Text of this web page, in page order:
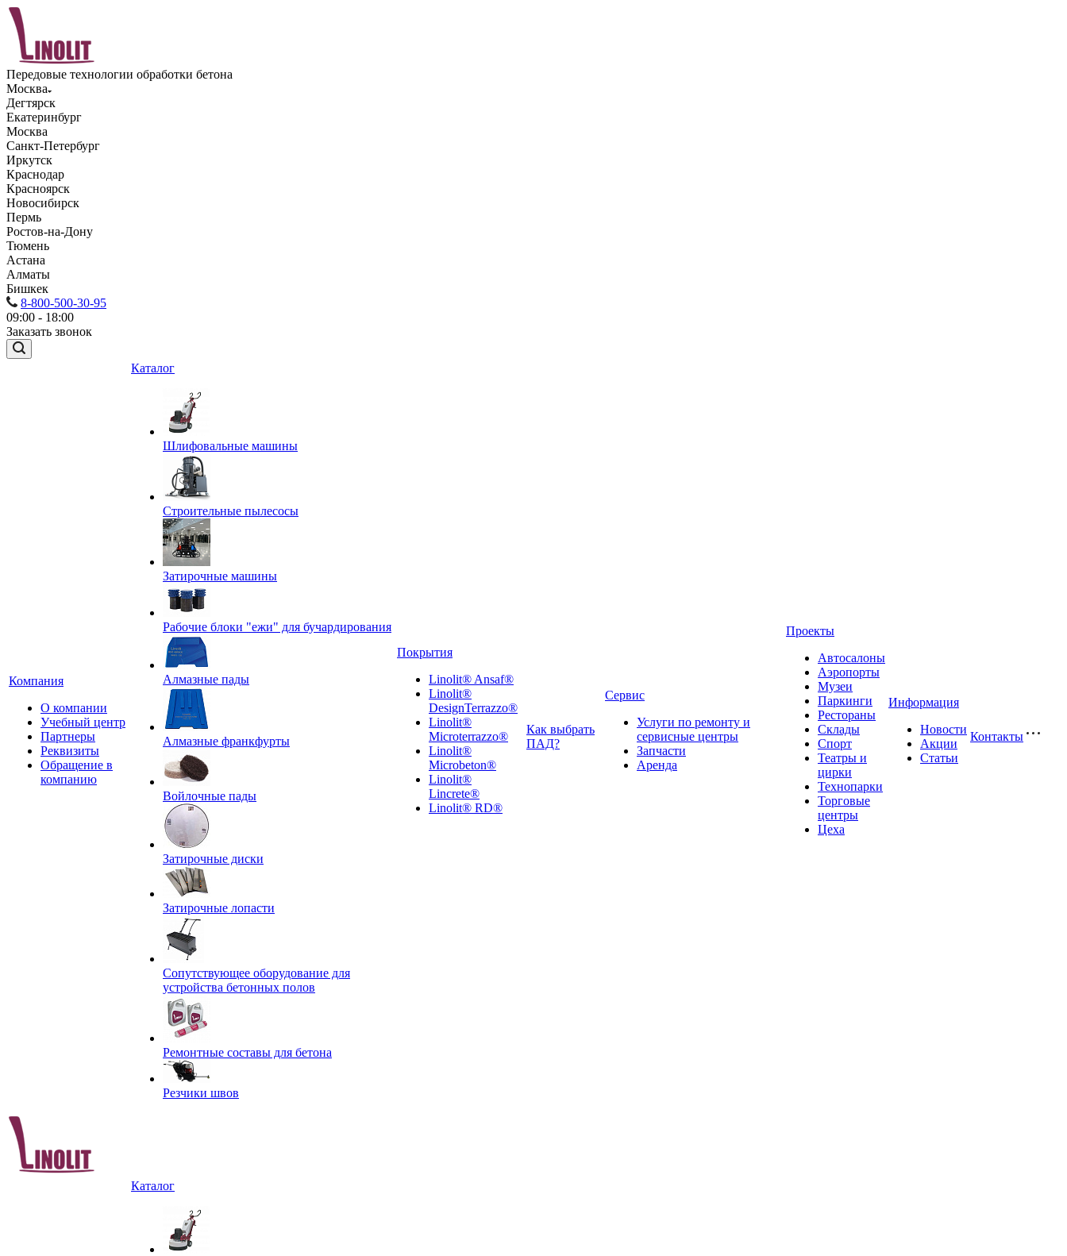
Передовые технологии обработки бетона
Москва
Дегтярск
Екатеринбург
Москва
Санкт-Петербург
Иркутск
Краснодар
Красноярск
Новосибирск
Пермь
Ростов-на-Дону
Тюмень
Астана
Алматы
Бишкек
8-800-500-30-95
09:00 - 18:00
Заказать звонок
Компания
О компании
Учебный центр
Партнеры
Реквизиты
Обращение в
компанию
Каталог
Шлифовальные машины
Строительные пылесосы
Затирочные машины
Рабочие блоки "ежи" для бучардирования
Алмазные пады
Алмазные франкфурты
Войлочные пады
Затирочные диски
Затирочные лопасти
Сопутствующее оборудование для
устройства бетонных полов
Ремонтные составы для бетона
Резчики швов
Покрытия
Linolit® Ansaf®
Linolit®
DesignTerrazzo®
Linolit®
Microterrazzo®
Linolit®
Microbeton®
Linolit®
Lincrete®
Linolit® RD®
Как выбрать
ПАД?
Сервис
Услуги по ремонту и
сервисные центры
Запчасти
Аренда
Проекты
Автосалоны
Аэропорты
Музеи
Паркинги
Рестораны
Склады
Спорт
Театры и
цирки
Технопарки
Торговые
центры
Цеха
Информация
Новости
Акции
Статьи
Контакты
Каталог